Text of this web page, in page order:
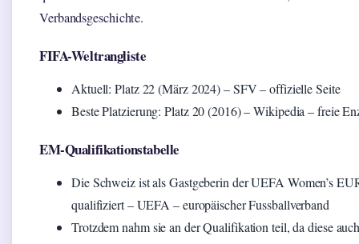
Verbandsgeschichte.
FIFA-Weltrangliste
Aktuell: Platz 22 (März 2024) – SFV – offizielle Seite
Beste Platzierung: Platz 20 (2016) – Wikipedia – freie
EM-Qualifikationstabelle
Die Schweiz ist als Gastgeberin der UEFA Women’s
qualifiziert – UEFA – europäischer Fussballverband
Trotzdem nahm sie an der Qualifikation teil, da diese